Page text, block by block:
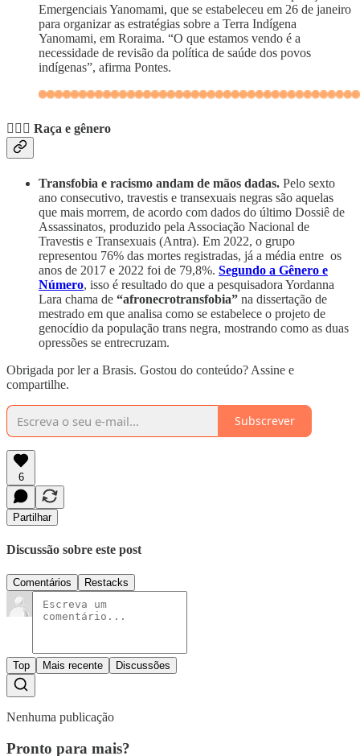
Emergenciais Yanomami, que se estabeleceu em 26 de janeiro
para organizar as estratégias sobre a Terra Indígena
Yanomami, em Roraima. “O que estamos vendo é a
necessidade de revisão da política de saúde dos povos
indígenas”, afirma Pontes.
🙋🏾‍♀️ Raça e gênero
Transfobia e racismo andam de mãos dadas. Pelo sexto
ano consecutivo, travestis e transexuais negras são aquelas
que mais morrem, de acordo com dados do último Dossiê de
Assassinatos, produzido pela Associação Nacional de
Travestis e Transexuais (Antra). Em 2022, o grupo
representou 76% das mortes registradas, já a média entre os
anos de 2017 e 2022 foi de 79,8%. Segundo a Gênero e
Número, isso é resultado do que a pesquisadora Yordanna
Lara chama de “afronecrotransfobia” na dissertação de
mestrado em que analisa como se estabelece o projeto de
genocídio da população trans negra, mostrando como as duas
opressões se entrecruzam.
Obrigada por ler a Brasis. Gostou do conteúdo? Assine e
compartilhe.
Subscrever
6
Partilhar
Discussão sobre este post
Comentários Restacks
Top Mais recente Discussões
Nenhuma publicação
Pronto para mais?